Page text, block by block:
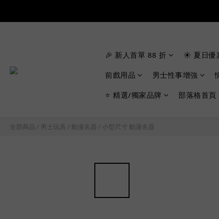
🎉 新人首單 88 折 ☀️ 夏日優
前戲用品 男士性事增強
⭐ 精選/獨家品牌 部落格首頁
全部商品 / 男士玩具 / 動漫名器 / 小型尺寸 動漫名器